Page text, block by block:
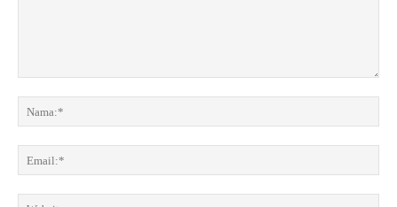
m
e
t
a
a
m
:
*
m
a